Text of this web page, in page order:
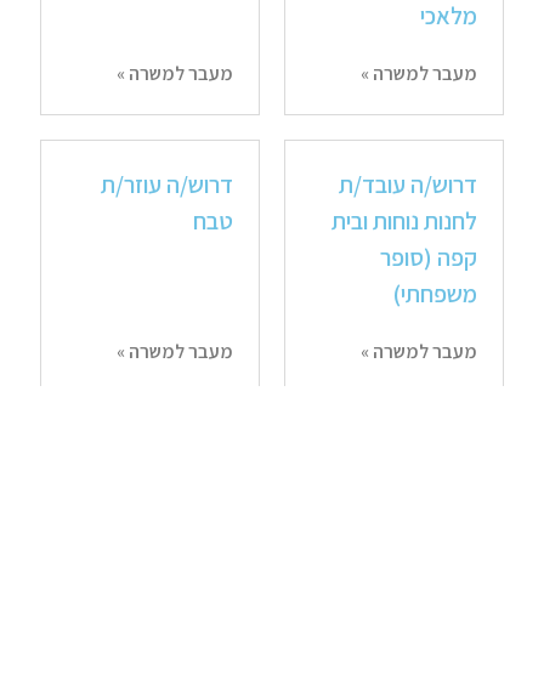
מלאכי
מעבר למשרה » מעבר למשרה »
דרוש/ה עובד/ת
לחנות נוחות ובית
קפה (סופר
משפחתי)
מעבר למשרה »
דרוש/ה עוזר/ת
טבח
מעבר למשרה »